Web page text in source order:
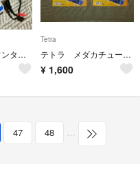
💛新品💛Tetra ワンタッチ水槽フィルター OT-30
Tetra
テトラ メダカチューブ 水槽
¥ 1,600
47 48 …